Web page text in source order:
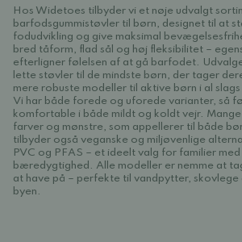
Hos Widetoes tilbyder vi et nøje udvalgt
barfodsgummistøvler til børn, designet til at
fodudvikling og give maksimal
bred tåform, flad sål og høj fleksibilitet –
efterligner følelsen af at gå barfodet.
lette støvler til de mindste børn, der tager
mere robuste modeller til aktive børn i al slags
Vi har både forede og uforede varianter, så
komfortable i både mildt og koldt vejr.
farver og mønstre, som appellerer til både
tilbyder også veganske og miljøvenlige
PVC og PFAS – et ideelt valg for familier
bæredygtighed. Alle modeller er nemme at
at have på – perfekte til vandpytter, skovlege
byen.